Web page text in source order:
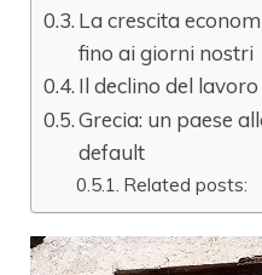
La crescita
fino ai giorni nostri
Il declino del
Grecia: un paese
default
Related posts: